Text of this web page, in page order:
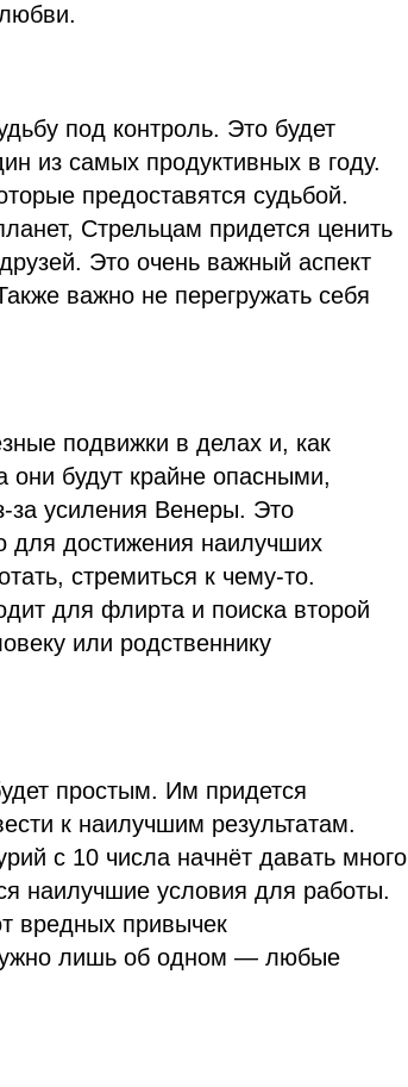
под контроль. Это будет
из самых продуктивных в году.
предоставятся судьбой.
Стрельцам придется ценить
Это очень важный аспект
важно не перегружать себя
подвижки в делах и, как
они будут крайне опасными,
за усиления Венеры. Это
для достижения наилучших
стремиться к чему-то.
для флирта и поиска второй
или родственнику
простым. Им придется
к наилучшим результатам.
с 10 числа начнёт давать много
наилучшие условия для работы.
вредных привычек
лишь об одном — любые